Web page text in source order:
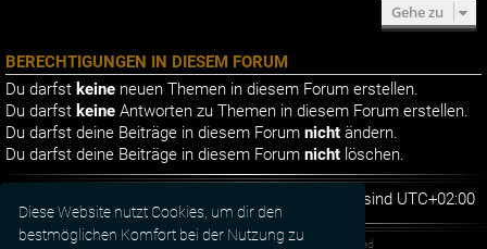
Diese Website nutzt Cookies, um dir den
bestmöglichen Komfort bei der Nutzung zu
Gehe zu
BERECHTIGUNGEN IN DIESEM FORUM
Du darfst keine neuen Themen in diesem Forum erstellen.
Du darfst keine Antworten zu Themen in diesem Forum erstellen.
Du darfst deine Beiträge in diesem Forum nicht ändern.
Du darfst deine Beiträge in diesem Forum nicht löschen.
Alle Zeiten sind UTC+02:00
Powered by phpBB ® Forum Software © phpBB Limited